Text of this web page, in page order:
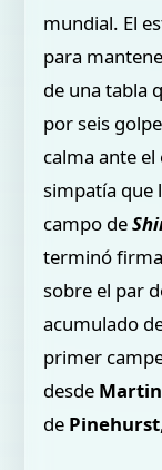
mundial. El
para
de una tabla
por seis
calma ante
simpatía que
campo de
terminó
sobre el par
acumulado
primer
desde
de Pinehurst